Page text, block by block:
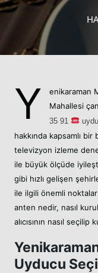
Y
enikaraman
Mahallesi
35 91
hakkında kapsamlı bir
televizyon izleme
ile büyük ölçüde
gibi hızlı gelişen
ile ilgili önemli
anten nedir, nasıl
alıcısının nasıl seçilip
Uyducu